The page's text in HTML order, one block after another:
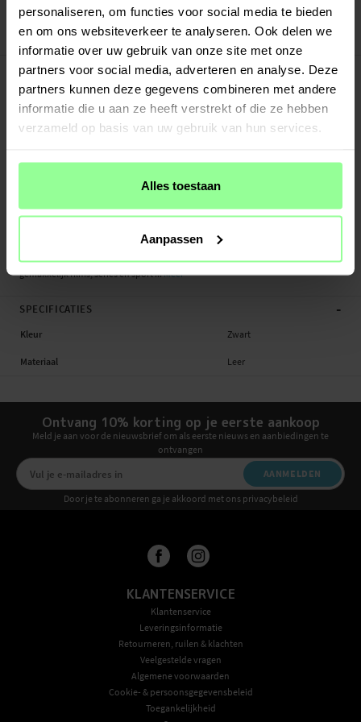
personaliseren, om functies voor social media te bieden
en om ons websiteverkeer te analyseren. Ook delen we
informatie over uw gebruik van onze site met onze
partners voor social media, adverteren en analyse. Deze
partners kunnen deze gegevens combineren met andere
informatie die u aan ze heeft verstrekt of die ze hebben
verzameld op basis van uw gebruik van hun services.
Alles toestaan
Aanpassen
30 dagen retourrecht
Art number:27623
PRODUCTBESCHRIJVING -
Bookcover hoesje van echt leer voor de OnePlus 8 Het hoesje beschermt je hele
telefoon en heeft plek voor pasjes aan de binnenkant van de voorflap. De
pasjeshouder heeft drie vakken en een groter vakje voor briefgeld of
bedekt door de voorflap die gesloten wordt met een magneet. Op die manier
wordt je telefoon zowel aan de voor-, achter- en zijkanten beschermd tegen
gemakkelijk films, series en sport ...Meer
SPECIFICATIES -
Kleur Zwart
Materiaal Leer
Ontvang 10% korting op je eerste aankoop
Meld je aan voor de nieuwsbrief om als eerste nieuws en aanbiedingen te
ontvangen
AANMELDEN
Door je te abonneren ga je akkoord met ons privacybeleid
KLANTENSERVICE
Klantenservice
Leveringsinformatie
Retourneren, ruilen & klachten
Veelgestelde vragen
Algemene voorwaarden
Cookie- & persoonsgegevensbeleid
Toegankelijkheid